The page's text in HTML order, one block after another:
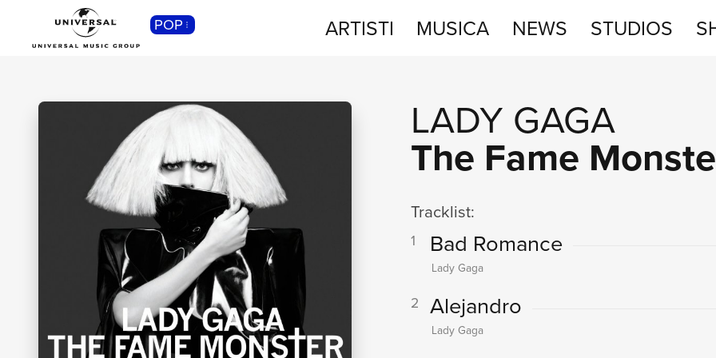
POP ARTISTI MUSICA NEWS STUDIOS
LADY GAGA
The Fame
Tracklist:
1 Bad Romance
Lady Gaga
2 Alejandro
Lady Gaga
CLASSICA
SHOP